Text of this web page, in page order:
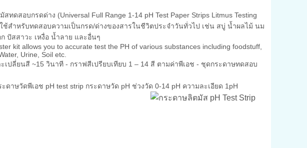
สทดสอบกรดด่าง (Universal Full Range 1-14 pH Test Paper Strips Litmus Testing
ช้สำหรับทดสอบความเป็นกรด/ด่างของสารในชีวิตประจำวันทั่วไป เช่น สบู่ น้ำผลไม้ นม
ปัสสาวะ เหงื่อ น้ำลาย และอื่นๆ
kit allows you to accurate test the PH of various substances including foodstuff,
Urine, Soil etc.
ปลี่ยนสี ~15 วินาที - กราฟสีเปรียบเทียบ 1 – 14 สี ตามค่าพีเอช - ชุดกระดาษทดสอบ
าษวัดพีเอช pH test strip กระดาษวัด pH ช่วงวัด 0-14 pH ความละเอียด 1pH